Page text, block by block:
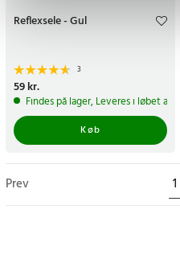
Reflexsele - Gul
3
Pris:59 kr.
59 kr.
Findes på lager, Leveres i løbet af
Køb
Prev 1